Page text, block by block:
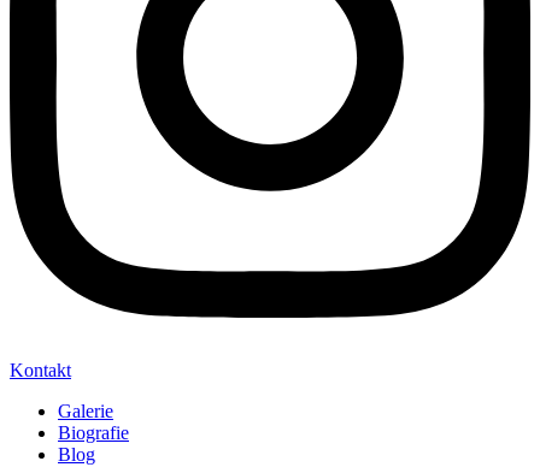
Kontakt
Galerie
Biografie
Blog